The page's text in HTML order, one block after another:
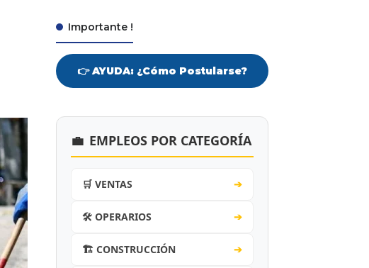
Importante !
👉 AYUDA: ¿Cómo Postularse?
💼 EMPLEOS POR CATEGORÍA
🛒 VENTAS ➔
🛠️ OPERARIOS ➔
🏗️ CONSTRUCCIÓN ➔